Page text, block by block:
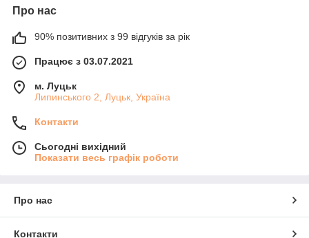
Про нас
90% позитивних з 99 відгуків за рік
Працює з 03.07.2021
м. Луцьк
Липинського 2, Луцьк, Україна
Контакти
Сьогодні вихідний
Показати весь графік роботи
Про нас
Контакти